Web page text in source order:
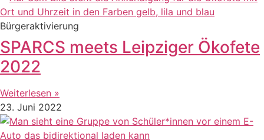
Bürgeraktivierung
SPARCS meets Leipziger Ökofete
2022
Weiterlesen »
23. Juni 2022